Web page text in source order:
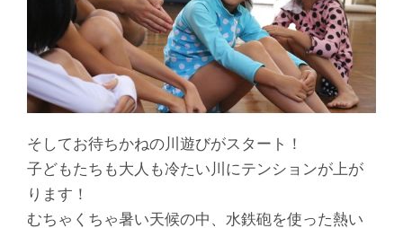
そしてお待ちかねの川遊びがスタート！
子どもたちも大人も冷たい川にテンションが上が
ります！
むちゃくちゃ暑い天候の中、水鉄砲を使った熱い